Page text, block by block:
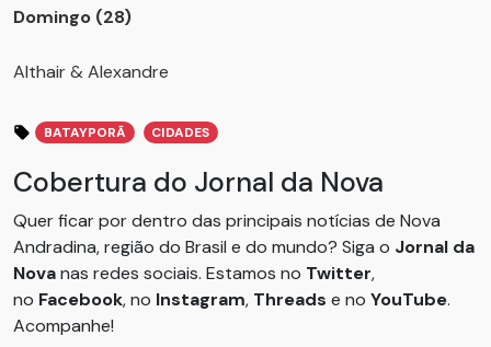
Domingo (28)
Althair & Alexandre
BATAYPORÃ CIDADES
Cobertura do Jornal da Nova
Quer ficar por dentro das principais notícias de Nova
Andradina, região do Brasil e do mundo? Siga o Jornal da
Novanas redes sociais. Estamos no Twitter,
no Facebook, no Instagram, Threads e no YouTube.
Acompanhe!